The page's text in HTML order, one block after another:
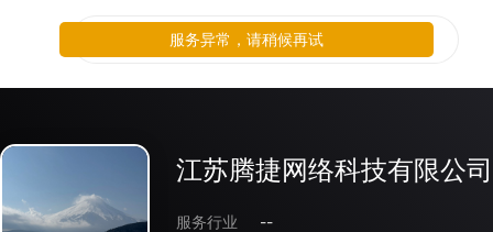
江苏腾捷网络科技有限公司
服务行业
--
服务异常，请稍候再试